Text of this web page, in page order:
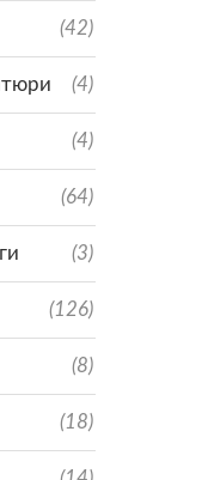
(42)
(4)
(4)
(64)
(3)
(126)
(8)
(18)